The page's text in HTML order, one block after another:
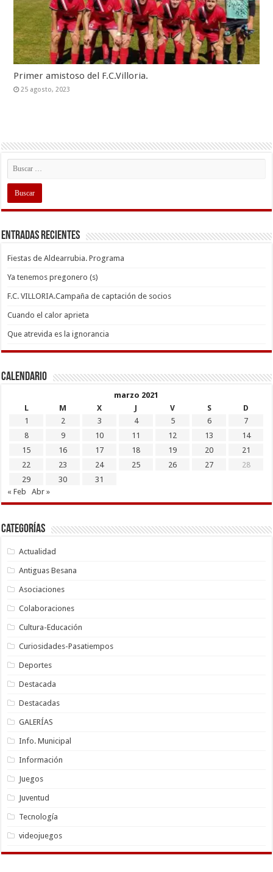
Primer amistoso del F.C.Villoria.
25 agosto, 2023
Entradas recientes
Fiestas de Aldearrubia. Programa
Ya tenemos pregonero (s)
F.C. VILLORIA.Campaña de captación de socios
Cuando el calor aprieta
Que atrevida es la ignorancia
Calendario
marzo 2021
L
M X J V S
D
1
2 3 4 5 6
7
8
9 10 11 12 13
14
15
16 17 18 19 20
21
22
23 24 25 26 27
28
29
30
31
« Feb
Abr »
Categorías
Actualidad
Antiguas Besana
Asociaciones
Colaboraciones
Cultura-Educación
Curiosidades-Pasatiempos
Deportes
Destacada
Destacadas
GALERÍAS
Info. Municipal
Información
Juegos
Juventud
Tecnología
videojuegos